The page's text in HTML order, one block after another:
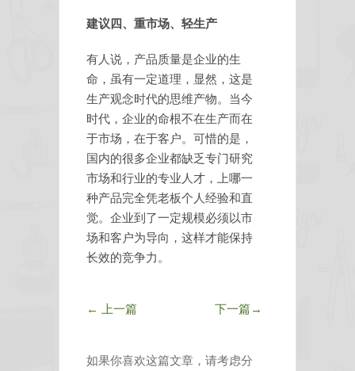
建议四、重市场、轻生产
有人说，产品质量是企业的生
命，虽有一定道理，显然，这是
生产观念时代的思维产物。当今
时代，企业的命根不在生产而在
于市场，在于客户。可惜的是，
国内的很多企业都缺乏专门研究
市场和行业的专业人才，上哪一
种产品完全凭老板个人经验和直
觉。企业到了一定规模必须以市
场和客户为导向，这样才能保持
长效的竞争力。
← 上一篇 下一篇 →
如果你喜欢这篇文章，请考虑分